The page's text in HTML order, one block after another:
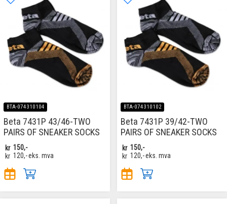
BTA-074310104
Beta 7431P 43/46-TWO
PAIRS OF SNEAKER SOCKS
kr 150,-
kr 120,-eks. mva
BTA-074310102
Beta 7431P 39/42-TWO
PAIRS OF SNEAKER SOCKS
kr 150,-
kr 120,-eks. mva